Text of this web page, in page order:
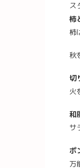
ス
柿
柿
秋
切
火
和
サ
ポ
万